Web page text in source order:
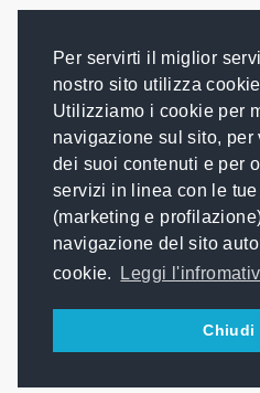
Per servirti il miglior
nostro sito utilizza
Utilizziamo i cookie per
navigazione sul sito,
dei suoi contenuti e per
servizi in linea con le
(marketing e
navigazione del sito
cookie.
Leggi
Chiudi